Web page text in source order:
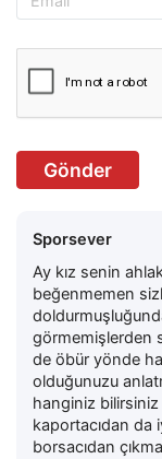
Gönder
Sporsever
Ay kız senin
beğenmemen
görmemişlerden
de öbür yönde
olduğunuzu
hanginiz bilirsiniz
kaportacıdan da
borsacıdan